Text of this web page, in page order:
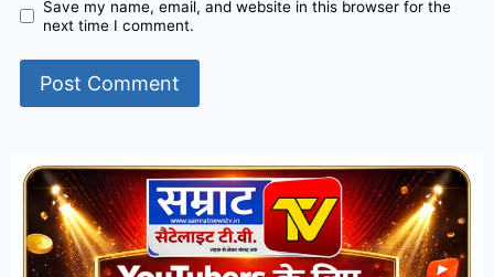
Save my name, email, and website in this browser for the
next time I comment.